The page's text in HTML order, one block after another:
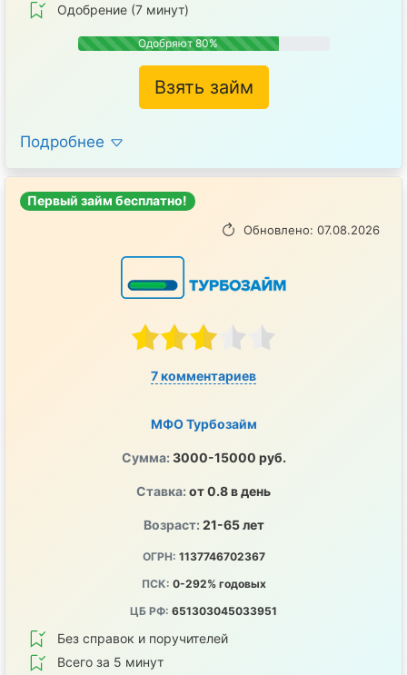
Одобрение (7 минут)
Одобряют 80%
Взять займ
Подробнее
Первый займ бесплатно!
Обновлено: 07.08.2026
7 комментариев
МФО Турбозайм
Сумма: 3000-15000 руб.
Ставка: от 0.8 в день
Возраст: 21-65 лет
ОГРН: 1137746702367
ПСК: 0-292% годовых
ЦБ РФ: 651303045033951
Без справок и поручителей
Всего за 5 минут